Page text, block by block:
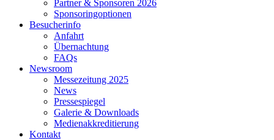
Partner & Sponsoren 2026
Sponsoringoptionen
Besucherinfo
Anfahrt
Übernachtung
FAQs
Newsroom
Messezeitung 2025
News
Pressespiegel
Galerie & Downloads
Medienakkreditierung
Kontakt